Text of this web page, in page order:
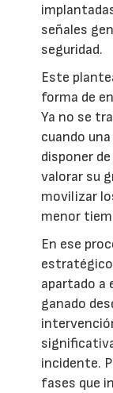
señales
seguridad.
Este
forma de
Ya no se
cuando
disponer
valorar su
movilizar
menor
En ese
apartado a
ganado
incidente.
fases que